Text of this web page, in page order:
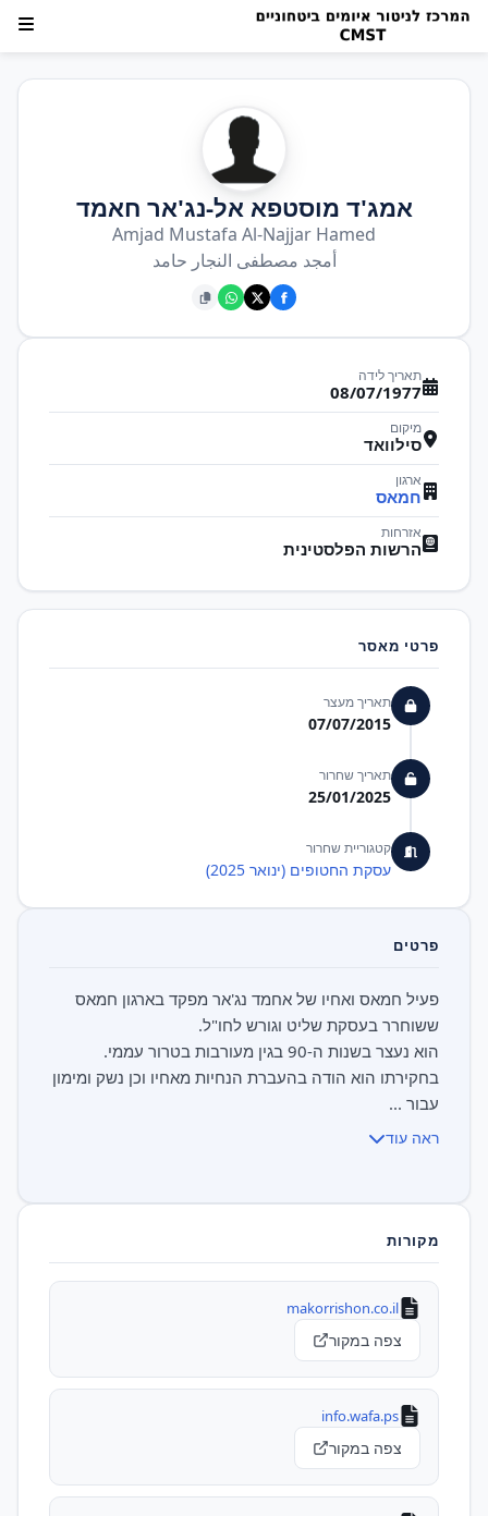
אמג'ד מוסטפא אל-נג'אר חאמד
Amjad Mustafa Al-Najjar Hamed
أمجد مصطفى النجار حامد
תאריך לידה
08/07/1977
מיקום
סילוואד
ארגון
חמאס
אזרחות
הרשות הפלסטינית
פרטי מאסר
תאריך מעצר
07/07/2015
תאריך שחרור
25/01/2025
קטגוריית שחרור
עסקת החטופים (ינואר 2025)
פרטים
פעיל חמאס ואחיו של אחמד נג'אר מפקד בארגון חמאס
בחקירתו הוא הודה בהעברת הנחיות מאחיו וכן נשק ומימון
עבור ...
ראה עוד
מקורות
makorrishon.co.il
צפה במקור
info.wafa.ps
צפה במקור